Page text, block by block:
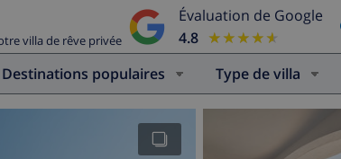
villa de rêve privée
Évaluation de Google
4.8 ★★★★★
★★★★★
Destinations populaires Type de villa